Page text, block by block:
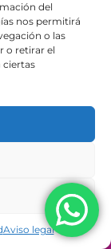
del
nos permitirá
o las
o retirar el
ciertas
Aviso legal